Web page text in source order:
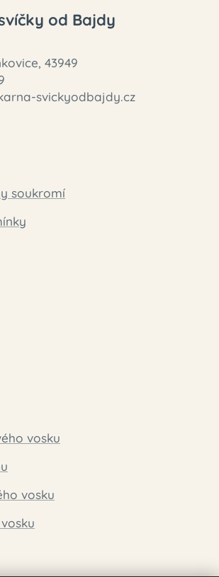
od Bajdy
43949
svickyodbajdy.cz
soukromí
vosku
vosku